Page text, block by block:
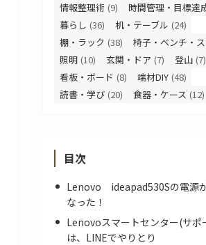
情報整理術 (9) 時間管理・目標達
暮らし (36) 机・テーブル (24)
棚・ラック (38) 椅子・ベンチ・
照明 (10) 玄関・ドア (7) 登山 (7)
看板・ボード (8) 端材DIY (48)
読書・学び (20) 食器・ケース (12)
目次
Lenovo ideapad530Sの電源
なった！
Lenovoスマートセンター(サポ
は、LINEでやりとり